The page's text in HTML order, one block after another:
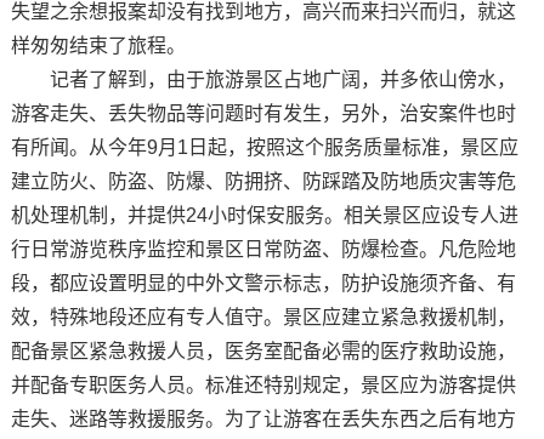
失望之余想报案却没有找到地方，高兴而来扫兴而归，就这
样匆匆结束了旅程。
记者了解到，由于旅游景区占地广阔，并多依山傍水，
游客走失、丢失物品等问题时有发生，另外，治安案件也时
有所闻。从今年9月1日起，按照这个服务质量标准，景区应
建立防火、防盗、防爆、防拥挤、防踩踏及防地质灾害等危
机处理机制，并提供24小时保安服务。相关景区应设专人进
行日常游览秩序监控和景区日常防盗、防爆检查。凡危险地
段，都应设置明显的中外文警示标志，防护设施须齐备、有
效，特殊地段还应有专人值守。景区应建立紧急救援机制，
配备景区紧急救援人员，医务室配备必需的医疗救助设施，
并配备专职医务人员。标准还特别规定，景区应为游客提供
走失、迷路等救援服务。为了让游客在丢失东西之后有地方